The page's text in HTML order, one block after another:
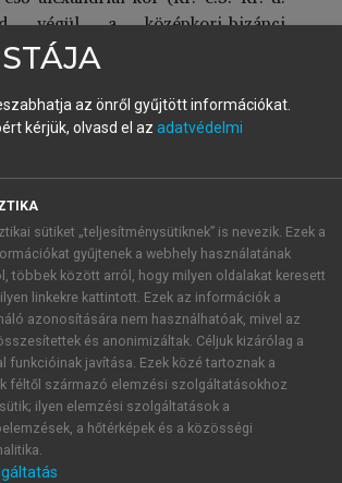
végül a középkori-bizánci
következik (5–15. sz.). Az
nem csak a – századok során
görög nyelv, hanem az orvoslás
háttere, az úgynevezett
is összekötötte. Ezúttal
ókorigörög orvoslásról lesz szó.
első orvosok ugyanúgy varázslók,
tudósasszonyok lehettek, mint más
tudományos gyógyítás kezdetei is
a különféle szentélyekhez,
mint akár Egyiptomban,
Kelet más országaiban.
azonban már a Kr. e. 6-5. századra
Apollón és fia, a félisten
főként Knidosz és Kósz
hatásokat őrző orvosi
alapja a megfigyelés, illetve e
az önről gyűjtött információkat.
kérjük, olvasd el az adatvédelmi
sütiket „teljesítménysütiknek” is nevezik. Ezek a
gyűjtenek a webhely használatának
többek között arról, hogy milyen oldalakat keresett
linkekre kattintott. Ezek az információk a
azonosítására nem használhatóak, mivel az
és anonimizáltak. Céljuk kizárólag a
funkcióinak javítása. Ezek közé tartoznak a
féltől származó elemzési szolgáltatásokhoz
ilyen elemzési szolgáltatások a
a hőtérképek és a közösségi